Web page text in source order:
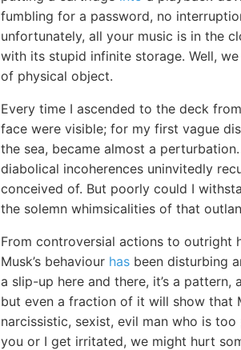
fumbling for a password, no
unfortunately, all your music is in the
with its stupid infinite storage. Well,
of physical object.
Every time I ascended to the deck
face were visible; for my first vague
the sea, became almost a
diabolical incoherences uninvitedly
conceived of. But poorly could I
the solemn whimsicalities of that
From controversial actions to outright
Musk’s behaviour has been disturbing
a slip-up here and there, it’s a pattern,
but even a fraction of it will show that
narcissistic, sexist, evil man who is
you or I get irritated, we might hurt